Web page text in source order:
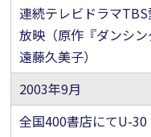
連続テレビドラマTBS
放映（原作『ダンシ
遠藤久美子）
2003年9月
全国400書店にてU-